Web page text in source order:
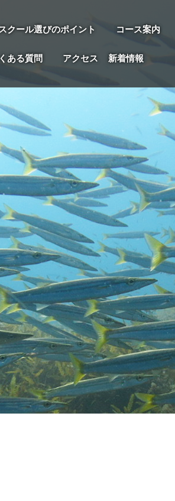
スクール選びのポイント コース案内
ある質問 アクセス 新着情報